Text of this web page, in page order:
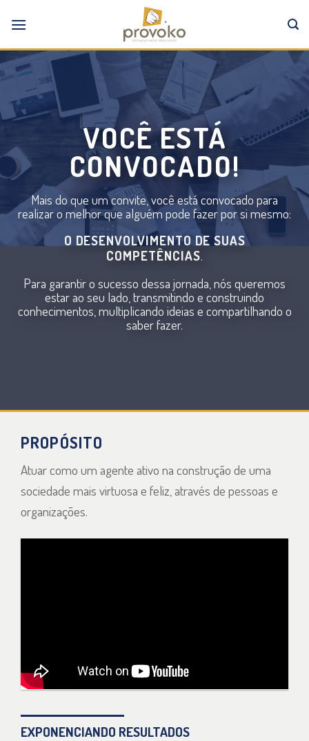
VOCÊ ESTÁ
CONVOCADO!
Mais do que um convite, você está convocado para
realizar o melhor que alguém pode fazer por si mesmo:
O DESENVOLVIMENTO DE SUAS
COMPETÊNCIAS.
Para garantir o sucesso dessa jornada, nós queremos
estar ao seu lado, transmitindo e construindo
conhecimentos, multiplicando ideias e compartilhando o
saber fazer.
PROPÓSITO
Atuar como um agente ativo na construção de uma
sociedade mais virtuosa e feliz, através de pessoas e
organizações.
EXPONENCIANDO RESULTADOS